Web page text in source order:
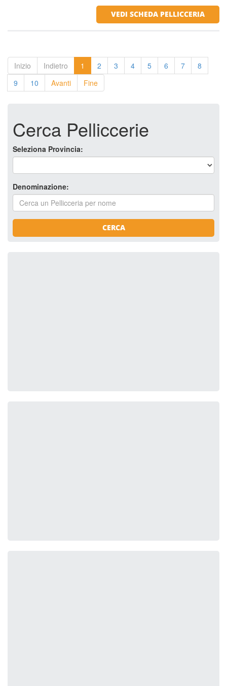
VEDI SCHEDA PELLICCERIA
Inizio Indietro 1 2 3 4 5 6 7
8
9
10 Avanti Fine
Cerca Pelliccerie
Seleziona Provincia:
Denominazione:
CERCA